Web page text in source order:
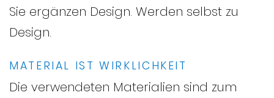
Sie ergänzen Design. Werden selbst zu
Design.
MATERIAL IST WIRKLICHKEIT
Die verwendeten Materialien sind zum